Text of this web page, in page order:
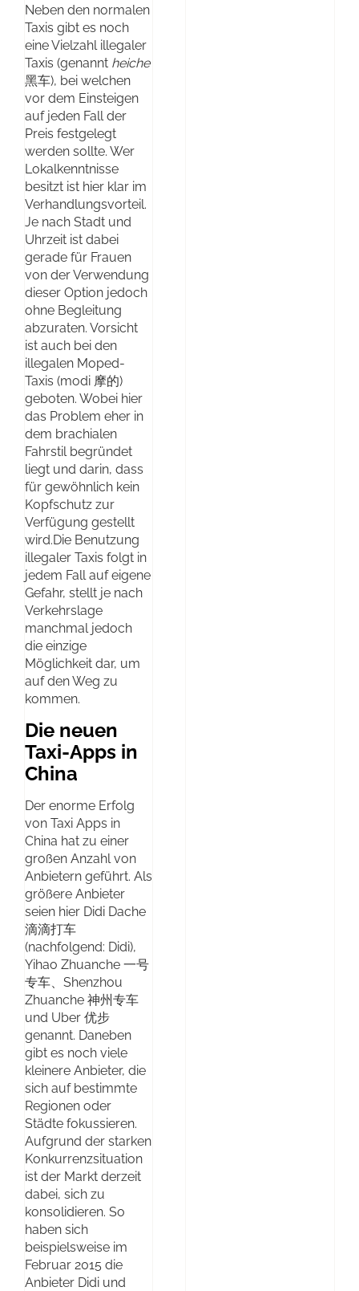
Neben den normalen
Taxis gibt es noch
eine Vielzahl illegaler
Taxis (genannt heiche
黑车), bei welchen
vor dem Einsteigen
auf jeden Fall der
Preis festgelegt
werden sollte. Wer
Lokalkenntnisse
besitzt ist hier klar im
Verhandlungsvorteil.
Je nach Stadt und
Uhrzeit ist dabei
gerade für Frauen
von der Verwendung
dieser Option jedoch
ohne Begleitung
abzuraten. Vorsicht
ist auch bei den
illegalen Moped-
Taxis (modi 摩的)
geboten. Wobei hier
das Problem eher in
dem brachialen
Fahrstil begründet
liegt und darin, dass
für gewöhnlich kein
Kopfschutz zur
Verfügung gestellt
wird.Die Benutzung
illegaler Taxis folgt in
jedem Fall auf eigene
Gefahr, stellt je nach
Verkehrslage
manchmal jedoch
die einzige
Möglichkeit dar, um
auf den Weg zu
kommen.
Die neuen
Taxi-Apps in
China
Der enorme Erfolg
von Taxi Apps in
China hat zu einer
großen Anzahl von
Anbietern geführt. Als
größere Anbieter
seien hier Didi Dache
滴滴打车
(nachfolgend: Didi),
Yihao Zhuanche 一号
专车、Shenzhou
Zhuanche 神州专车
und Uber 优步
genannt. Daneben
gibt es noch viele
kleinere Anbieter, die
sich auf bestimmte
Regionen oder
Städte fokussieren.
Aufgrund der starken
Konkurrenzsituation
ist der Markt derzeit
dabei, sich zu
konsolidieren. So
haben sich
beispielsweise im
Februar 2015 die
Anbieter Didi und